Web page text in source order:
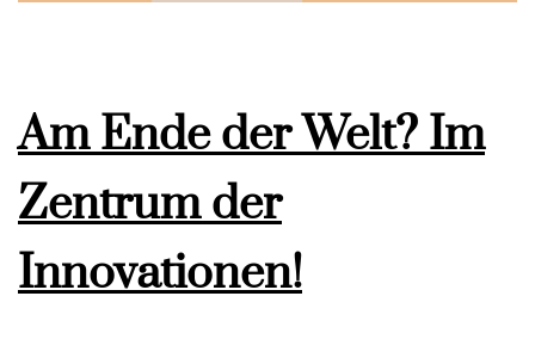
Am Ende der Welt? Im
Zentrum der
Innovationen!